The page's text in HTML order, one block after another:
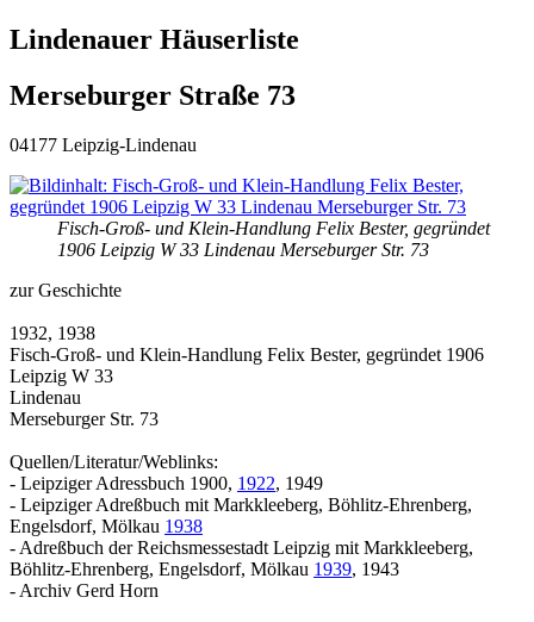
Lindenauer Häuserliste
Merseburger Straße 73
04177 Leipzig-Lindenau
Fisch-Groß- und Klein-Handlung Felix Bester, gegründet
1906 Leipzig W 33 Lindenau Merseburger Str. 73
zur Geschichte
1932, 1938
Fisch-Groß- und Klein-Handlung Felix Bester, gegründet 1906
Leipzig W 33
Lindenau
Merseburger Str. 73
Quellen/Literatur/Weblinks:
- Leipziger Adressbuch 1900, 1922, 1949
- Leipziger Adreßbuch mit Markkleeberg, Böhlitz-Ehrenberg,
Engelsdorf, Mölkau 1938
- Adreßbuch der Reichsmessestadt Leipzig mit Markkleeberg,
Böhlitz-Ehrenberg, Engelsdorf, Mölkau 1939, 1943
- Archiv Gerd Horn